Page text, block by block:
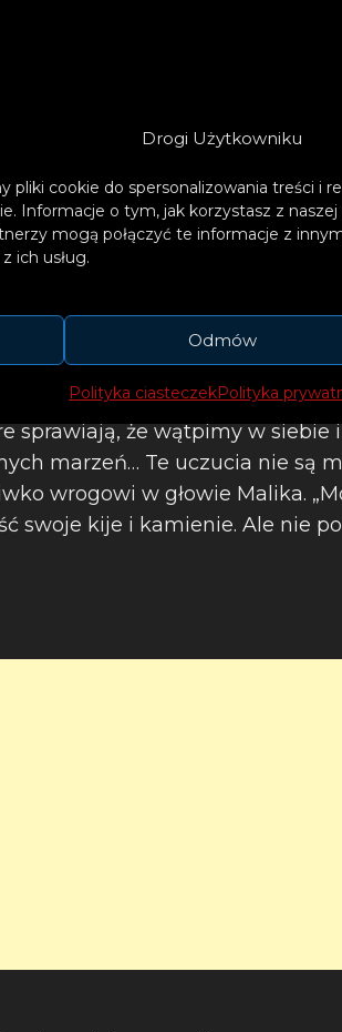
Drogi Użytkowniku
pliki cookie do spersonalizowania treści i
Informacje o tym, jak korzystasz z
mogą połączyć te informacje z
ich usług.
Odmów
Polityka ciasteczekPolityka
sprawiają, że wątpimy w siebie
marzeń… Te uczucia nie są
wrogowi w głowie Malika.
swoje kije i kamienie. Ale nie